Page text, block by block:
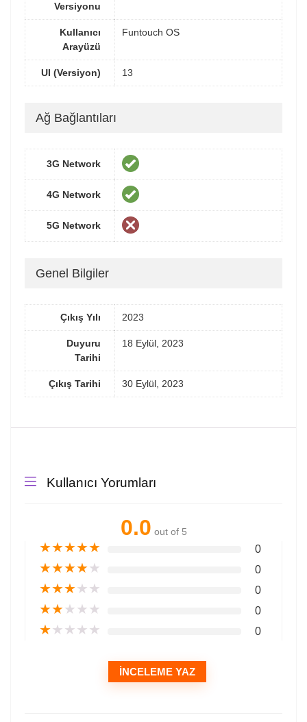
Versiyonu
Kullanıcı
Arayüzü
Funtouch OS
UI (Versiyon) 13
Ağ Bağlantıları
3G Network
4G Network
5G Network
Genel Bilgiler
Çıkış Yılı 2023
Duyuru
Tarihi
18 Eylül, 2023
Çıkış Tarihi 30 Eylül, 2023
Kullanıcı Yorumları
0.0 out of 5
★★★★★ 0
★★★★★ 0
★★★★★ 0
★★★★★ 0
★★★★★ 0
İNCELEME YAZ